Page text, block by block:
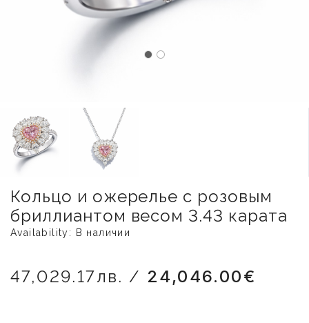
Кольцо и ожерелье с розовым
бриллиантом весом 3.43 карата
Availability: В наличии
47,029.17лв. / 24,046.00€